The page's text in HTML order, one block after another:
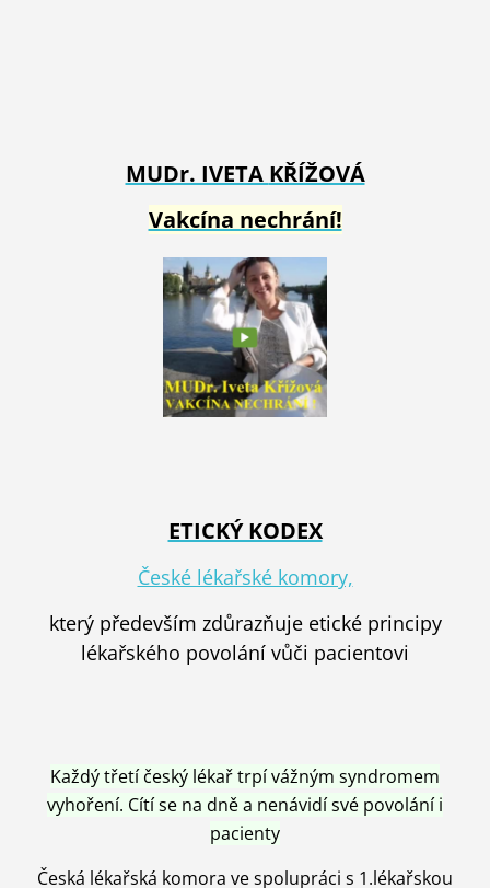
MUDr. IVETA KŘÍŽOVÁ
Vakcína nechrání!
ETICKÝ KODEX
České lékařské komory,
který především zdůrazňuje etické principy
lékařského povolání vůči pacientovi
Každý třetí český lékař trpí vážným syndromem
vyhoření. Cítí se na dně a nenávidí své povolání i
pacienty
Česká lékařská komora ve spolupráci s 1.lékařskou